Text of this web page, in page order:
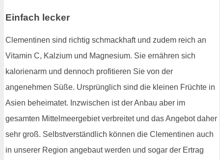
Einfach lecker
Clementinen sind richtig schmackhaft und zudem reich an
Vitamin C, Kalzium und Magnesium. Sie ernähren sich
kalorienarm und dennoch profitieren Sie von der
angenehmen Süße. Ursprünglich sind die kleinen Früchte in
Asien beheimatet. Inzwischen ist der Anbau aber im
gesamten Mittelmeergebiet verbreitet und das Angebot daher
sehr groß. Selbstverständlich können die Clementinen auch
in unserer Region angebaut werden und sogar der Ertrag